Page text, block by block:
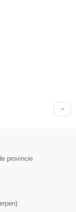
provincie
)